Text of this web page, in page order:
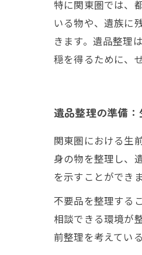
特に関東圏では、
いる物や、遺族に
きます。遺品整理
穏を得るために、
遺品整理の準備
関東圏における生
身の物を整理し、
を示すことができ
不要品を整理する
相談できる環境が
前整理を考えてい